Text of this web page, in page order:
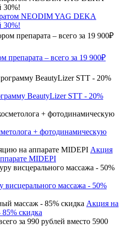
NEODIM YAG DEKA
30%!
препарата – всего за 19 900₽
BeautyLizer STT - 20%
+ фотодинамическую
Акция
MIDEPI
массажа - 50%
Акция на
скидка